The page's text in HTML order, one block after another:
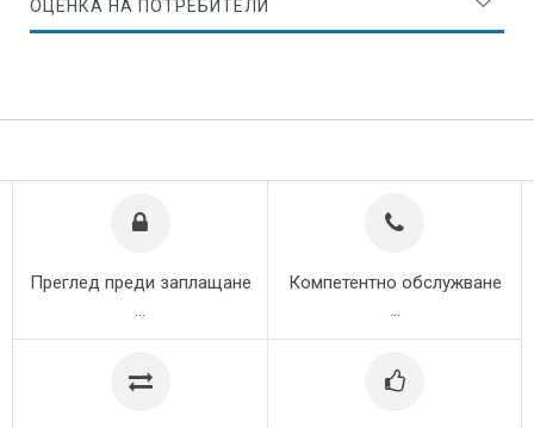
ОЦЕНКА НА ПОТРЕБИТЕЛИ
Преглед преди заплащане Компетентно обслужване